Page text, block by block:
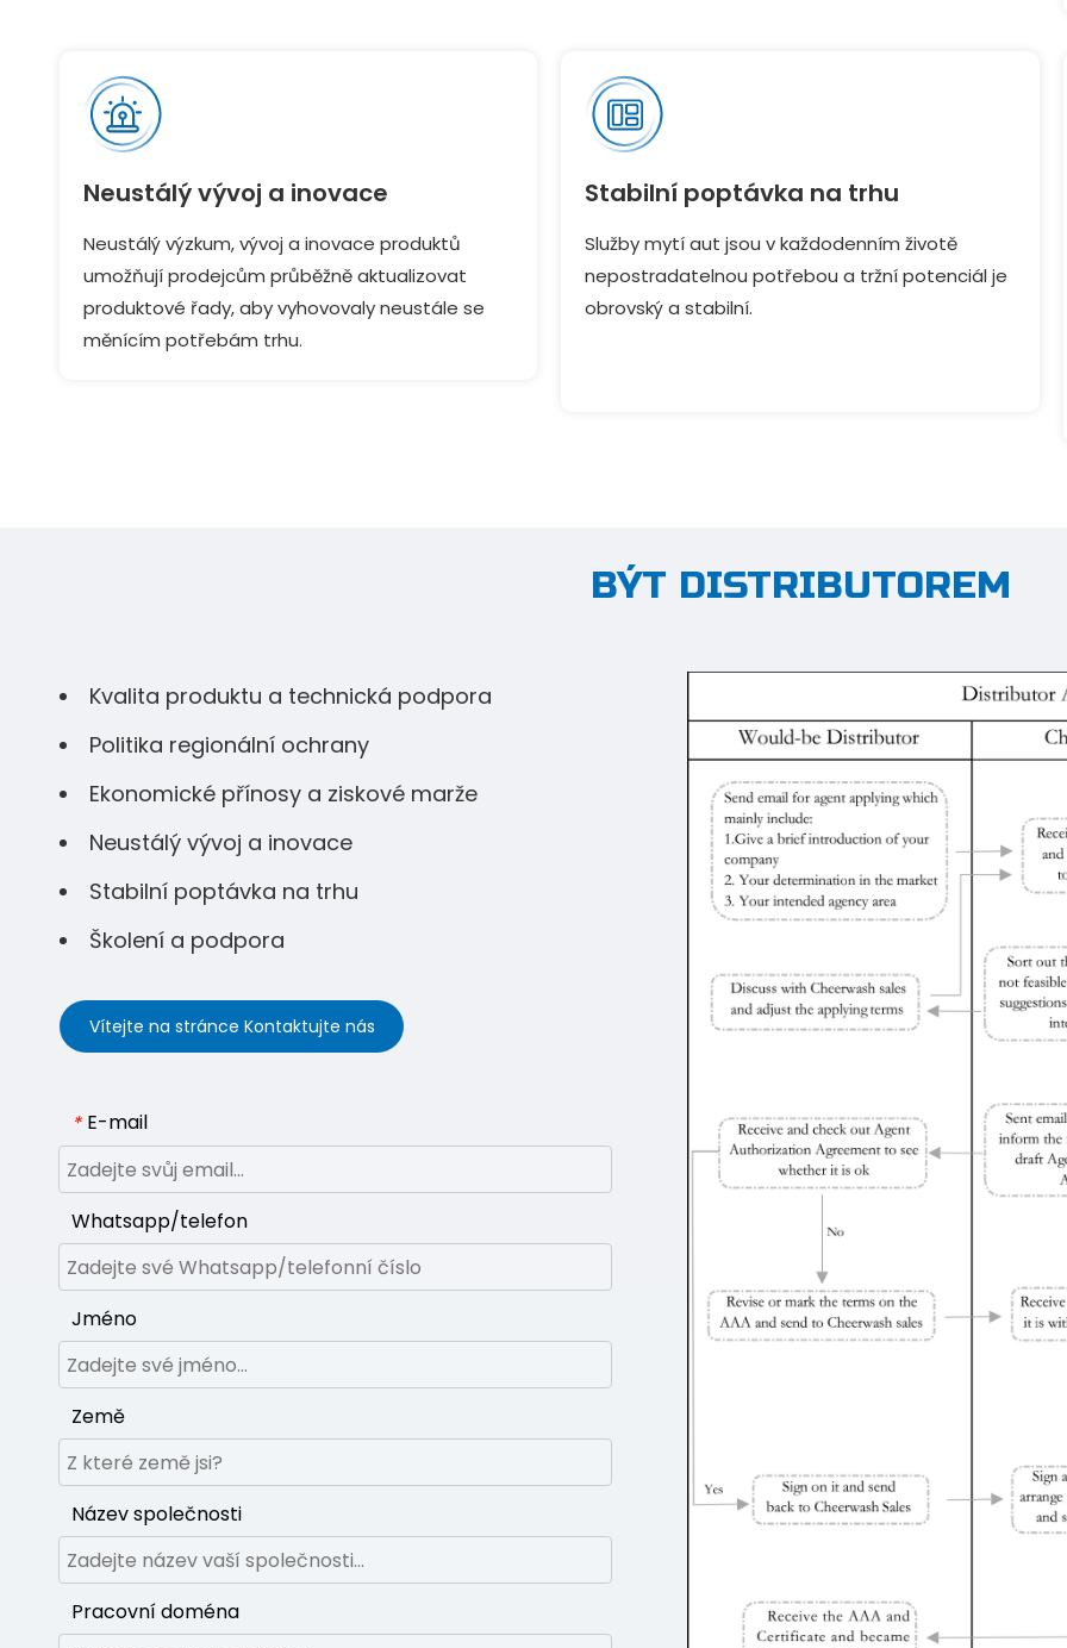
Neustálý vývoj a inovace
Neustálý výzkum, vývoj a inovace produktů
umožňují prodejcům průběžně aktualizovat
produktové řady, aby vyhovovaly neustále se
měnícím potřebám trhu.
Stabilní poptávka na trhu
Služby mytí aut jsou v každodenním životě
nepostradatelnou potřebou a tržní potenciál je
obrovský a stabilní.
BÝT DISTRIBUTOREM
Kvalita produktu a technická podpora
Politika regionální ochrany
Ekonomické přínosy a ziskové marže
Neustálý vývoj a inovace
Stabilní poptávka na trhu
Školení a podpora
Vítejte na stránce Kontaktujte nás
* E-mail
Whatsapp/telefon
Jméno
Země
Název společnosti
Pracovní doména